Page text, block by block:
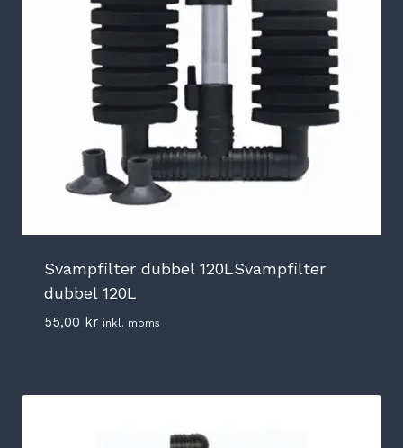
Svampfilter dubbel 120LSvampfilter
dubbel 120L
55,00 kr inkl. moms